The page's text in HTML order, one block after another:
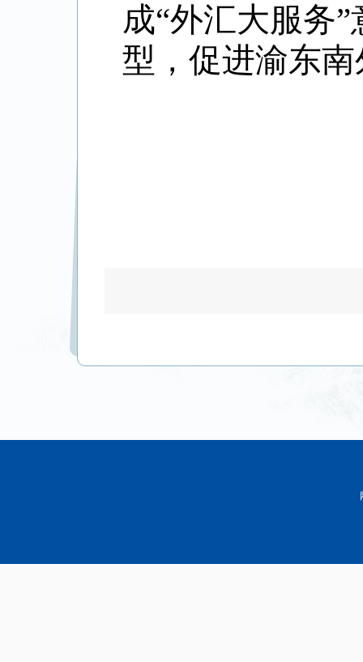
成“外汇大服务
型，促进渝东